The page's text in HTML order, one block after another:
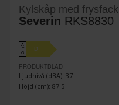
Kylskåp med frysfack
Severin RKS8830
A
↑
G
D
PRODUKTBLAD
Ljudnivå (dBA): 37
Höjd (cm): 87.5